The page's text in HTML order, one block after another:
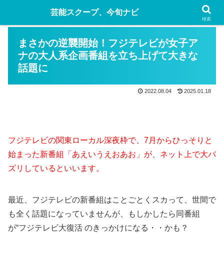
まさかの逆襲開始！フジテレビが女子ア
ナの大人系企画番組を立ち上げて大きな
話題に
2022.08.04 2025.01.18
フジテレビの関東ローカル深夜枠で、7月からひっそりと
始まった新番組「あえいうえおあお」が、ネット上で大バ
ズリしているといいます。
最近、フジテレビの新番組はことごとくスカって、世間で
も全く話題になっていませんが、もしかしたら同番組
が“フジテレビ大復活 のきっかけになる・・かも？
芸能スクープ、今旬ナビ
検索